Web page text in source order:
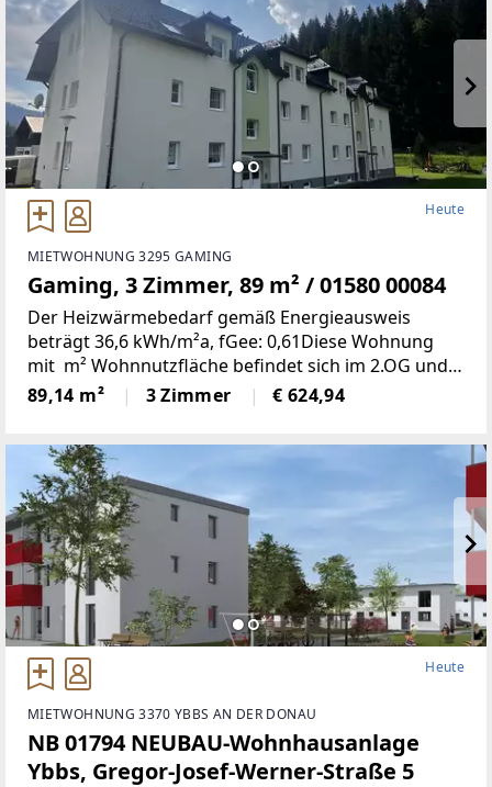
Heute
MIETWOHNUNG 3295 GAMING
Gaming, 3 Zimmer, 89 m² / 01580 00084
Der Heizwärmebedarf gemäß Energieausweis
beträgt 36,6 kWh/m²a, fGee: 0,61Diese Wohnung
mit m² Wohnnutzfläche befindet sich im 2.OG und
weist folgende Räumlichkeiten auf:Wohnzimmer,
zwei Schlafzimmer, Küche/Esszimmer, Bad, WC,
89,14 m² 3 Zimmer € 624,94
Heute
MIETWOHNUNG 3370 YBBS AN DER DONAU
NB 01794 NEUBAU-Wohnhausanlage
Ybbs, Gregor-Josef-Werner-Straße 5